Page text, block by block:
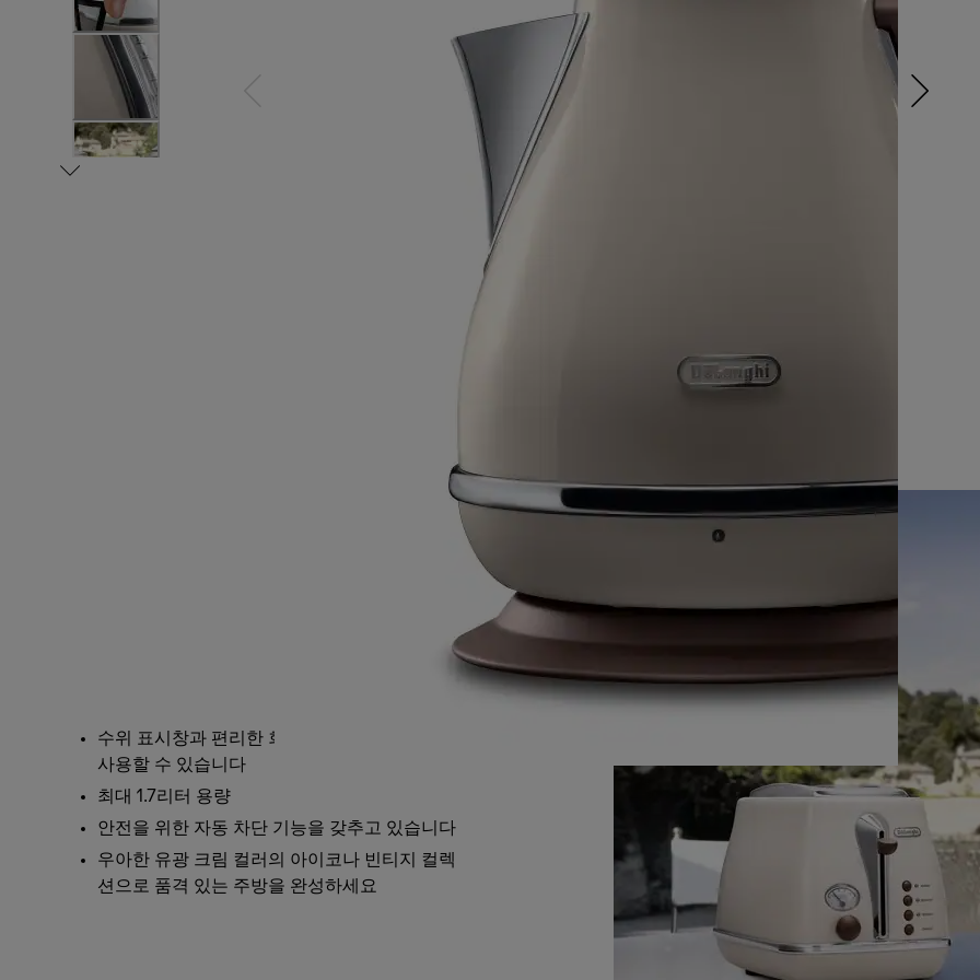
수위 표시창과 편리한 회전 받침대로 간편하게
사용할 수 있습니다
최대 1.7리터 용량
안전을 위한 자동 차단 기능을 갖추고 있습니다
우아한 유광 크림 컬러의 아이코나 빈티지 컬렉
션으로 품격 있는 주방을 완성하세요